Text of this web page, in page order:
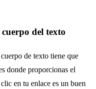
del texto
de texto tiene que
donde proporcionas el
en tu enlace es un buen